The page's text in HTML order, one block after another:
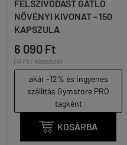
FELSZÍVÓDÁST GÁTLÓ
NÖVÉNYI KIVONAT - 150
KAPSZULA
6 090 Ft
(41 Ft / kapszula)
akár -12% és ingyenes
szállítás Gymstore PRO
tagként
 KOSÁRBA